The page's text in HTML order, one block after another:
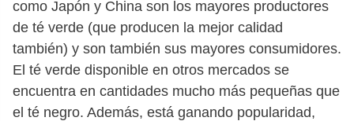
como Japón y China son los mayores productores
de té verde (que producen la mejor calidad
también) y son también sus mayores consumidores.
El té verde disponible en otros mercados se
encuentra en cantidades mucho más pequeñas que
el té negro. Además, está ganando popularidad,